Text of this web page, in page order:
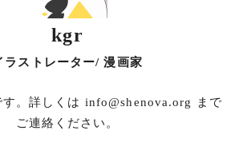
kgr
ラストレーター/ 漫画家
す。詳しくは info@shenova.org まで
ご連絡ください。